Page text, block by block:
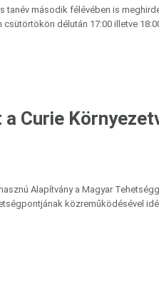
tanév második félévében is
délután 17:00 illetve
Curie
Alapítvány a Magyar
közreműködésével